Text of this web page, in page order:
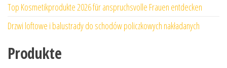
Top Kosmetikprodukte 2026 für anspruchsvolle Frauen entdecken
Drzwi loftowe i balustrady do schodów policzkowych nakładanych
Produkte